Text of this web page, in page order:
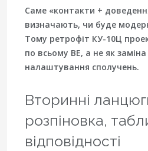
Саме «контакти +
визначають, чи буде
Тому ретрофіт КУ-10Ц
по всьому ВЕ, а не як
налаштування сполучень.
Вторинні
розпіновка,
відповідності